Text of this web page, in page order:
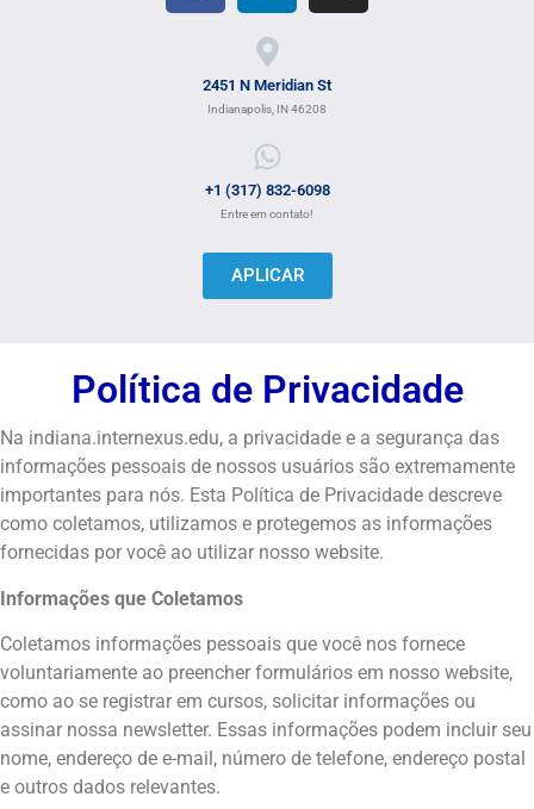
2451 N Meridian St
Indianapolis, IN 46208
+1 (317) 832-6098
Entre em contato!
APLICAR
Política de Privacidade
Na indiana.internexus.edu, a privacidade e a segurança das
informações pessoais de nossos usuários são extremamente
importantes para nós. Esta Política de Privacidade descreve
como coletamos, utilizamos e protegemos as informações
fornecidas por você ao utilizar nosso website.
Informações que Coletamos
Coletamos informações pessoais que você nos fornece
voluntariamente ao preencher formulários em nosso website,
como ao se registrar em cursos, solicitar informações ou
assinar nossa newsletter. Essas informações podem incluir seu
nome, endereço de e-mail, número de telefone, endereço postal
e outros dados relevantes.